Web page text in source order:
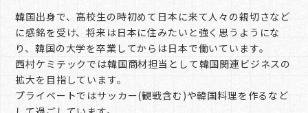
Member
社員紹介
企業サイト
韓国出身で、高校生の時初めて日本に来て人々の親切さなど
に感銘を受け、将来は日本に住みたいと強く思うようにな
り、韓国の大学を卒業してからは日本で働いています。
西村ケミテックでは韓国商材担当として韓国関連ビジネスの
拡大を目指しています。
プライベートではサッカー(観戦含む)や韓国料理を作るなど